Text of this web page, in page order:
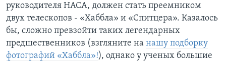
руководителя НАСА, должен стать преемником
двух телескопов - «Хаббла» и «Спитцера». Казалось
бы, сложно превзойти таких легендарных
предшественников (взгляните на нашу подборку
фотографий «Хаббла»!), однако у ученых большие